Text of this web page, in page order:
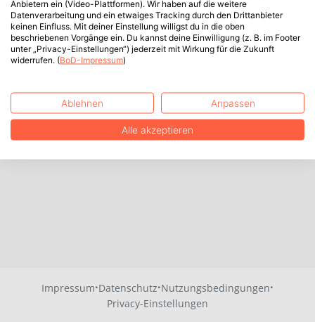
Impressum·Datenschutz·Nutzungsbedingungen·
Privacy-Einstellungen
Anbietern ein (Video-Plattformen). Wir haben auf die weitere
Datenverarbeitung und ein etwaiges Tracking durch den Drittanbieter
keinen Einfluss. Mit deiner Einstellung willigst du in die oben
beschriebenen Vorgänge ein. Du kannst deine Einwilligung (z. B. im Footer
unter „Privacy-Einstellungen“) jederzeit mit Wirkung für die Zukunft
widerrufen. (BoD-Impressum)
Ablehnen Anpassen
Alle akzeptieren